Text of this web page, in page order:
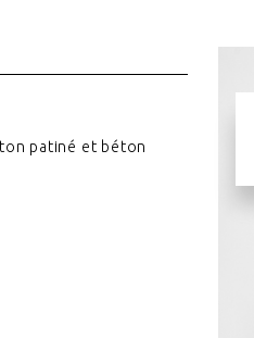
patiné et béton